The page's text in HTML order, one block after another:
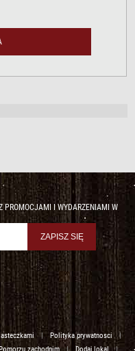
PROMOCJAMI I WYDARZENIAMI W
| Polityka prywatnosci
|